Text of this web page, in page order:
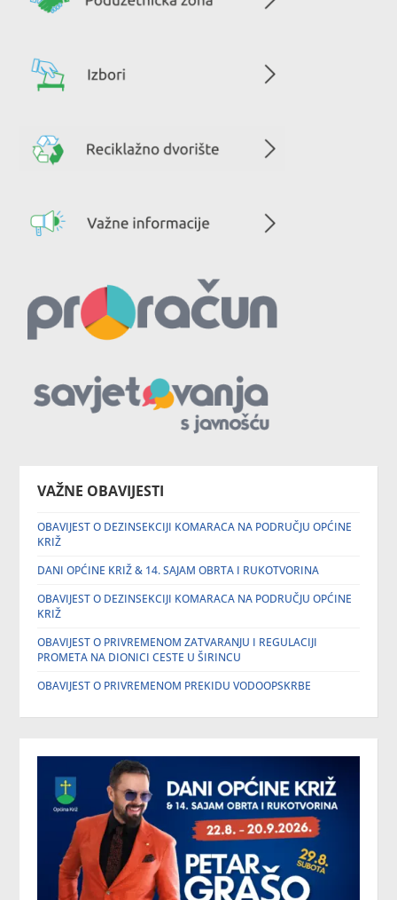
VAŽNE OBAVIJESTI
OBAVIJEST O DEZINSEKCIJI KOMARACA NA PODRUČJU OPĆINE
KRIŽ
DANI OPĆINE KRIŽ & 14. SAJAM OBRTA I RUKOTVORINA
OBAVIJEST O DEZINSEKCIJI KOMARACA NA PODRUČJU OPĆINE
KRIŽ
OBAVIJEST O PRIVREMENOM ZATVARANJU I REGULACIJI
PROMETA NA DIONICI CESTE U ŠIRINCU
OBAVIJEST O PRIVREMENOM PREKIDU VODOOPSKRBE